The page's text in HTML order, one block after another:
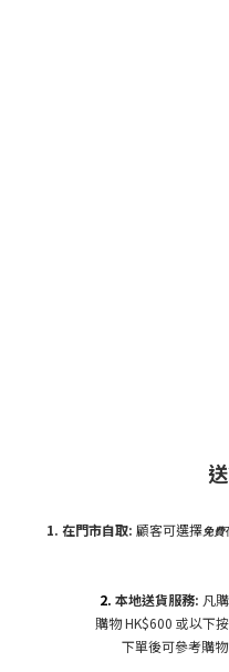
1. 在門市自取: 顧客可選擇免費
2. 本地送貨服務: 凡
購物 HK$600 或以下
下單後可參考購